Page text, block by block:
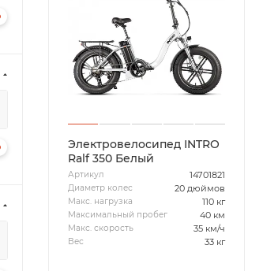
Электровелосипед INTRO
Ralf 350 Белый
Артикул 14701821
Диаметр колес 20 дюймов
Макс. нагрузка 110 кг
Максимальный пробег 40 км
Макс. скорость 35 км/ч
Вес 33 кг